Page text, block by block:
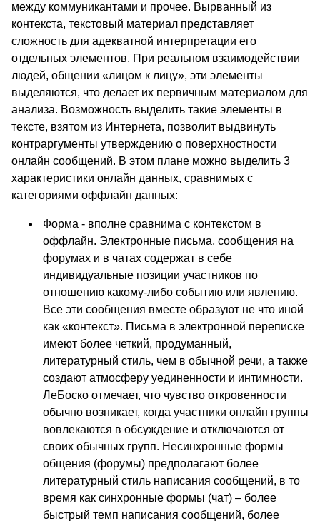
между коммуникантами и прочее. Вырванный из
контекста, текстовый материал представляет
сложность для адекватной интерпретации его
отдельных элементов. При реальном взаимодействии
людей, общении «лицом к лицу», эти элементы
выделяются, что делает их первичным материалом для
анализа. Возможность выделить такие элементы в
тексте, взятом из Интернета, позволит выдвинуть
контраргументы утверждению о поверхностности
онлайн сообщений. В этом плане можно выделить 3
характеристики онлайн данных, сравнимых с
категориями оффлайн данных:
Форма - вполне сравнима с контекстом в
оффлайн. Электронные письма, сообщения на
форумах и в чатах содержат в себе
индивидуальные позиции участников по
отношению какому-либо событию или явлению.
Все эти сообщения вместе образуют не что иной
как «контекст». Письма в электронной переписке
имеют более четкий, продуманный,
литературный стиль, чем в обычной речи, а также
создают атмосферу уединенности и интимности.
ЛеБоско отмечает, что чувство откровенности
обычно возникает, когда участники онлайн группы
вовлекаются в обсуждение и отключаются от
своих обычных групп. Несинхронные формы
общения (форумы) предполагают более
литературный стиль написания сообщений, в то
время как синхронные формы (чат) – более
быстрый темп написания сообщений, более